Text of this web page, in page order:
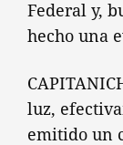
Federal y,
hecho una
luz,
emitido un